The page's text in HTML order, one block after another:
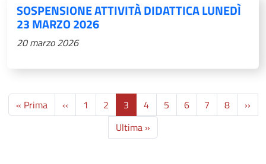
SOSPENSIONE ATTIVITÀ DIDATTICA LUNEDÌ
23 MARZO 2026
20 marzo 2026
Paginazione
« PrimaPrima pagina
‹‹Pagina precedente
1 2 3 4 5 6 7 8 ››
Ultima »Ultima pagina